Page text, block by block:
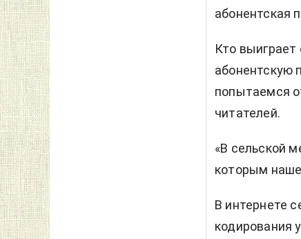
абонентская
Кто выиграет
абонентскую
попытаемся
читателей.
«В сельской
которым
В интернете
кодирования